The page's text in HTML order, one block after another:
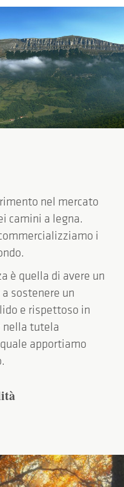
nel mercato
camini a legna.
i
è quella di avere un
sostenere un
e rispettoso in
nella tutela
apportiamo